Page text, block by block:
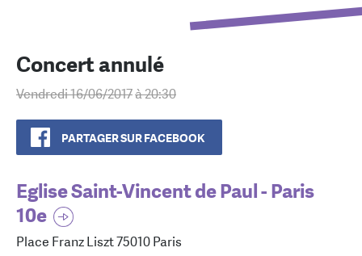
Concert annulé
Vendredi 16/06/2017à 20:30
PARTAGER SUR FACEBOOK
Eglise Saint-Vincent de Paul - Paris
10e
Place Franz Liszt 75010 Paris